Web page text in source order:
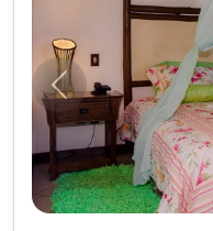
Anterior